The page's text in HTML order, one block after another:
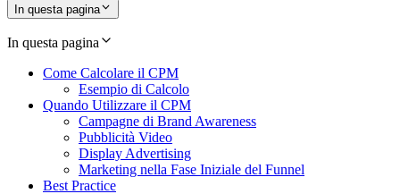
In questa pagina
In questa pagina
Come Calcolare il CPM
Esempio di Calcolo
Quando Utilizzare il CPM
Campagne di Brand Awareness
Pubblicità Video
Display Advertising
Marketing nella Fase Iniziale del Funnel
Best Practice